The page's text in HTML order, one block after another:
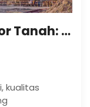
Perbedaan Sondir dan Bor Tanah: Menentukan Metode Uji Tanah yang Tepat untuk Proyek Anda
kualitas